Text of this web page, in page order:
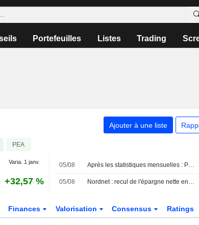
Portefeuilles Listes Trading
Ajouter à une liste
PEA
Varia. 1 janv.
+32,57 %
05/08 Après les statistiques mensuelles : Pareto réitère son conseil d'achat sur Avanza et maintient sa recommandation à conserver sur Nordnet
05/08 Nordnet : recul de l'épargne nette en juillet
Finances Valorisation Consensus Ratings